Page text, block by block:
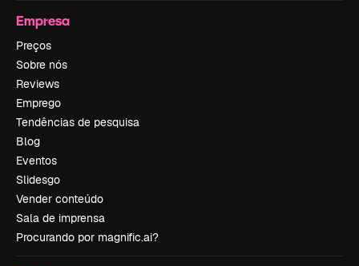
Empresa
Preços
Sobre nós
Reviews
Emprego
Tendências de pesquisa
Blog
Eventos
Slidesgo
Vender conteúdo
Sala de imprensa
Procurando por magnific.ai?